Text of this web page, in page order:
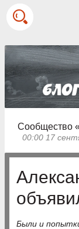
Сообщество «
00:00 17
Были и